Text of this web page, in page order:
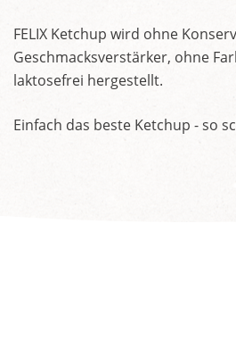
FELIX Ketchup wird ohne
Geschmacksverstärker, ohne
laktosefrei hergestellt.
Einfach das beste Ketchup - so